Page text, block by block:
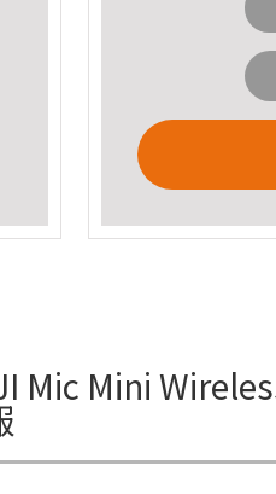
Mic Mini